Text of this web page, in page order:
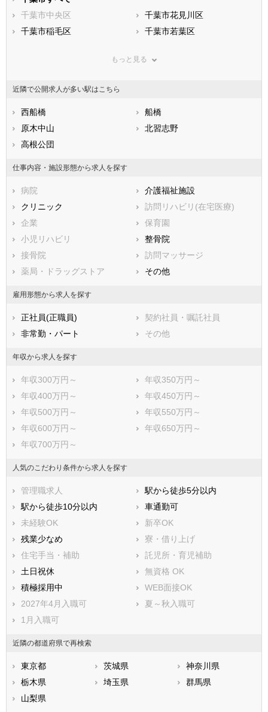
滋賀県
大阪府
兵庫県
和歌山県
山口県
福岡県
佐賀県
熊本県
鹿児島県
千葉市中央区
千葉市花見川区
千葉市稲毛区
千葉市若葉区
船橋市
木更津市
松戸市
野田市
茂原市
成田市
勝浦市
市原市
流山市
八千代市
我孫子市
鴨川市
鎌ケ谷市
君津市
富津市
浦安市
四街道市
袖ケ浦市
八街市
南房総市
匝瑳市
香取市
山武市
いすみ市
香取郡神崎町
香取郡多古町
香取郡東庄町
山武郡九十九里町
山武郡芝山町
山武郡横芝光町
長生郡一宮町
長生郡睦沢町
長生郡長生村
長生郡長柄町
夷隅郡大多喜町
夷隅郡御宿町
安房郡鋸南町
もっと見る
近隣で公開求人が多い駅はこちら
西船橋
船橋
原木中山
北習志野
高根公団
仕事内容・施設形態から求人を探す
病院
介護福祉施設
クリニック
訪問リハビリ(在宅医療)
企業
保育園
小児リハビリ
整骨院
接骨院
訪問マッサージ
薬局・ドラッグストア
その他
雇用形態から求人を探す
正社員(正職員)
契約社員・嘱託社員
非常勤・パート
その他
年収から求人を探す
年収300万円～
年収350万円～
年収400万円～
年収450万円～
年収500万円～
年収550万円～
年収600万円～
年収650万円～
年収700万円～
人気のこだわり条件から求人を探す
管理職求人
駅から徒歩5分以内
駅から徒歩10分以内
車通勤可
未経験OK
新卒OK
残業少なめ
寮・借り上げ
住宅手当・補助
託児所・育児補助
土日祝休
無資格 OK
積極採用中
WEB面接OK
2027年4月入職可
夏～秋入職可
1月入職可
近隣の都道府県で再検索
東京都 茨城県
神奈川県
栃木県
埼玉県
群馬県
山梨県